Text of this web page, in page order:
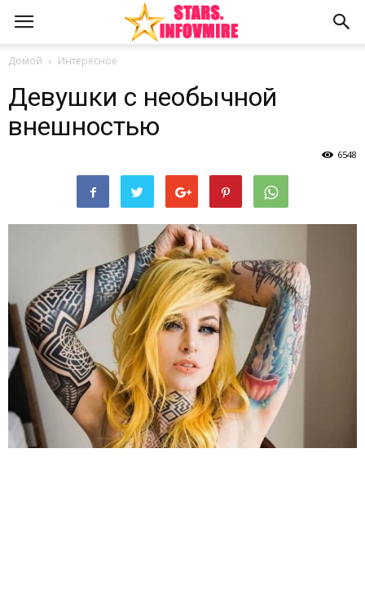
Домой Интересное
Девушки с необычной
внешностью
6548